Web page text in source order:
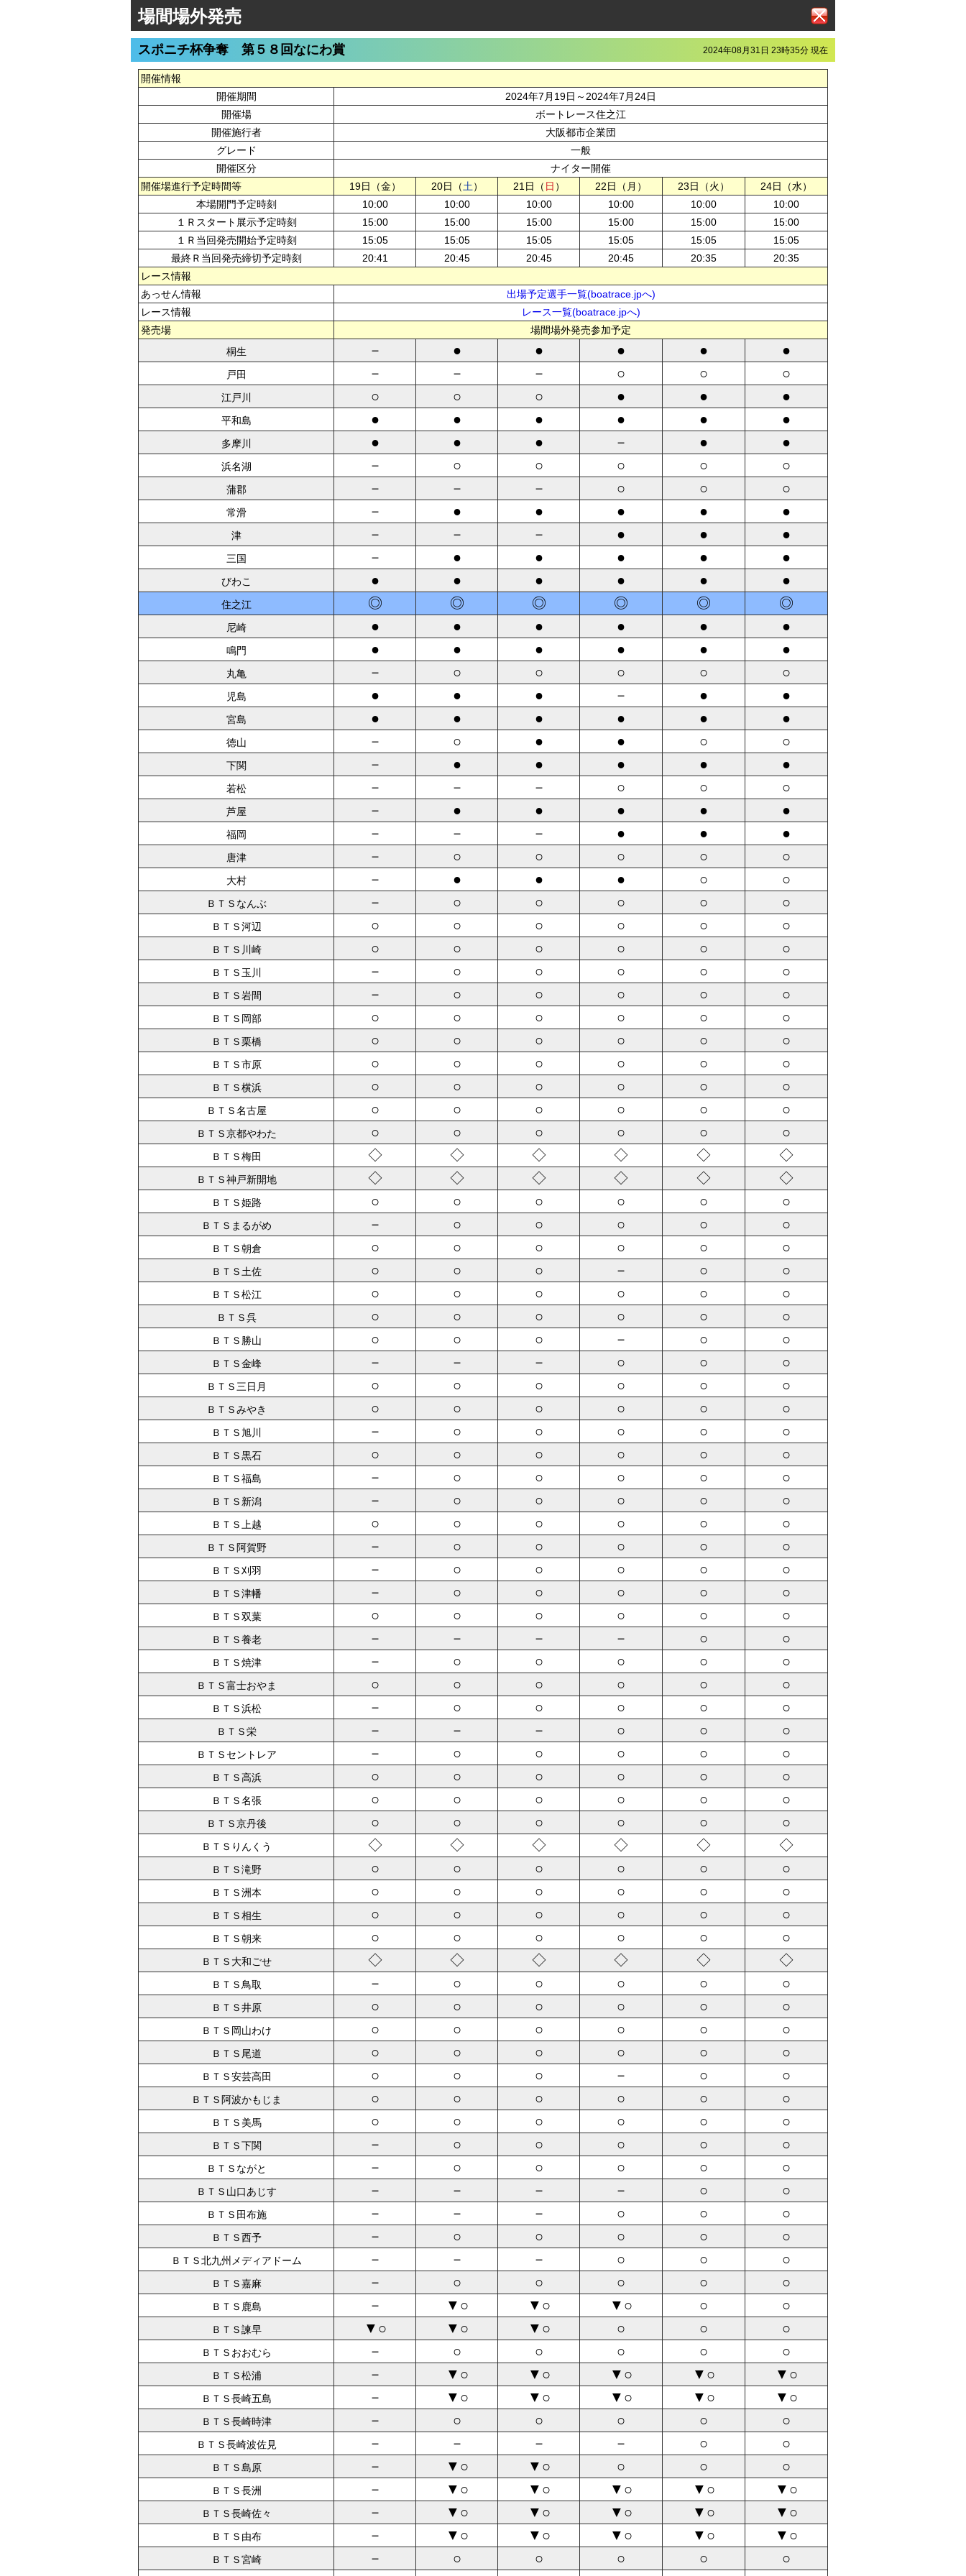
場間場外発売
2024年08月31日 23時35分 現在
スポニチ杯争奪 第５８回なにわ賞
開催情報
開催期間
2024年7月19日～2024年7月24日
開催場
ボートレース住之江
開催施行者
大阪都市企業団
グレード
一般
開催区分
ナイター開催
開催場進行予定時間等
19日（金） 20日（土） 21日（ 日 ） 22日（月） 23日（火）
24日（水）
本場開門予定時刻
10:00 10:00 10:00 10:00 10:00
10:00
１Ｒスタート展示予定時刻
15:00 15:00 15:00 15:00 15:00
15:00
１Ｒ当回発売開始予定時刻
15:05 15:05 15:05 15:05 15:05
15:05
最終Ｒ当回発売締切予定時刻
20:41 20:45 20:45 20:45 20:35
20:35
レース情報
あっせん情報
出場予定選手一覧(boatrace.jpへ)
レース情報
レース一覧(boatrace.jpへ)
発売場
場間場外発売参加予定
桐生
－ ● ● ● ● ●
戸田 － － － ○ ○ ○
江戸川 ○ ○ ○ ● ● ●
平和島 ● ● ● ● ● ●
多摩川 ● ● ● － ● ●
浜名湖 － ○ ○ ○ ○ ○
蒲郡 － － － ○ ○ ○
常滑 － ● ● ● ● ●
津 － － － ● ● ●
三国 － ● ● ● ● ●
びわこ ● ● ● ● ● ●
住之江 ◎ ◎ ◎ ◎ ◎ ◎
尼崎 ● ● ● ● ● ●
鳴門 ● ● ● ● ● ●
丸亀 － ○ ○ ○ ○ ○
児島 ● ● ● － ● ●
宮島 ● ● ● ● ● ●
徳山 － ○ ● ● ○ ○
下関 － ● ● ● ● ●
若松 － － － ○ ○ ○
芦屋 － ● ● ● ● ●
福岡 － － － ● ● ●
唐津 － ○ ○ ○ ○ ○
大村 － ● ● ● ○ ○
ＢＴＳなんぶ － ○ ○ ○ ○ ○
ＢＴＳ河辺 ○ ○ ○ ○ ○ ○
ＢＴＳ川崎 ○ ○ ○ ○ ○ ○
ＢＴＳ玉川 － ○ ○ ○ ○ ○
ＢＴＳ岩間 － ○ ○ ○ ○ ○
ＢＴＳ岡部 ○ ○ ○ ○ ○ ○
ＢＴＳ栗橋 ○ ○ ○ ○ ○ ○
ＢＴＳ市原 ○ ○ ○ ○ ○ ○
ＢＴＳ横浜 ○ ○ ○ ○ ○ ○
ＢＴＳ名古屋 ○ ○ ○ ○ ○ ○
ＢＴＳ京都やわた ○ ○ ○ ○ ○ ○
ＢＴＳ梅田 ◇ ◇ ◇ ◇ ◇ ◇
ＢＴＳ神戸新開地 ◇ ◇ ◇ ◇ ◇ ◇
ＢＴＳ姫路 ○ ○ ○ ○ ○ ○
ＢＴＳまるがめ － ○ ○ ○ ○ ○
ＢＴＳ朝倉 ○ ○ ○ ○ ○ ○
ＢＴＳ土佐 ○ ○ ○ － ○ ○
ＢＴＳ松江 ○ ○ ○ ○ ○ ○
ＢＴＳ呉 ○ ○ ○ ○ ○ ○
ＢＴＳ勝山 ○ ○ ○ － ○ ○
ＢＴＳ金峰 － － － ○ ○ ○
ＢＴＳ三日月 ○ ○ ○ ○ ○ ○
ＢＴＳみやき ○ ○ ○ ○ ○ ○
ＢＴＳ旭川 － ○ ○ ○ ○ ○
ＢＴＳ黒石 ○ ○ ○ ○ ○ ○
ＢＴＳ福島 － ○ ○ ○ ○ ○
ＢＴＳ新潟 － ○ ○ ○ ○ ○
ＢＴＳ上越 ○ ○ ○ ○ ○ ○
ＢＴＳ阿賀野 － ○ ○ ○ ○ ○
ＢＴＳ刈羽 － ○ ○ ○ ○ ○
ＢＴＳ津幡 － ○ ○ ○ ○ ○
ＢＴＳ双葉 ○ ○ ○ ○ ○ ○
ＢＴＳ養老 － － － － ○ ○
ＢＴＳ焼津 － ○ ○ ○ ○ ○
ＢＴＳ富士おやま ○ ○ ○ ○ ○ ○
ＢＴＳ浜松 － ○ ○ ○ ○ ○
ＢＴＳ栄 － － － ○ ○ ○
ＢＴＳセントレア － ○ ○ ○ ○ ○
ＢＴＳ高浜 ○ ○ ○ ○ ○ ○
ＢＴＳ名張 ○ ○ ○ ○ ○ ○
ＢＴＳ京丹後 ○ ○ ○ ○ ○ ○
ＢＴＳりんくう ◇ ◇ ◇ ◇ ◇ ◇
ＢＴＳ滝野 ○ ○ ○ ○ ○ ○
ＢＴＳ洲本 ○ ○ ○ ○ ○ ○
ＢＴＳ相生 ○ ○ ○ ○ ○ ○
ＢＴＳ朝来 ○ ○ ○ ○ ○ ○
ＢＴＳ大和ごせ ◇ ◇ ◇ ◇ ◇ ◇
ＢＴＳ鳥取 － ○ ○ ○ ○ ○
ＢＴＳ井原 ○ ○ ○ ○ ○ ○
ＢＴＳ岡山わけ ○ ○ ○ ○ ○ ○
ＢＴＳ尾道 ○ ○ ○ ○ ○ ○
ＢＴＳ安芸高田 ○ ○ ○ － ○ ○
ＢＴＳ阿波かもじま ○ ○ ○ ○ ○ ○
ＢＴＳ美馬 ○ ○ ○ ○ ○ ○
ＢＴＳ下関 － ○ ○ ○ ○ ○
ＢＴＳながと － ○ ○ ○ ○ ○
ＢＴＳ山口あじす － － － － ○ ○
ＢＴＳ田布施 － － － ○ ○ ○
ＢＴＳ西予 － ○ ○ ○ ○ ○
ＢＴＳ北九州メディアドーム － － － ○ ○ ○
ＢＴＳ嘉麻 － ○ ○ ○ ○ ○
ＢＴＳ鹿島 － ▼○ ▼○ ▼○ ○ ○
ＢＴＳ諫早 ▼○ ▼○ ▼○ ○ ○ ○
ＢＴＳおおむら － ○ ○ ○ ○ ○
ＢＴＳ松浦 － ▼○ ▼○ ▼○ ▼○ ▼○
ＢＴＳ長崎五島 － ▼○ ▼○ ▼○ ▼○ ▼○
ＢＴＳ長崎時津 － ○ ○ ○ ○ ○
ＢＴＳ長崎波佐見 － － － － ○ ○
ＢＴＳ島原 － ▼○ ▼○ ○ ○ ○
ＢＴＳ長洲 － ▼○ ▼○ ▼○ ▼○ ▼○
ＢＴＳ長崎佐々 － ▼○ ▼○ ▼○ ▼○ ▼○
ＢＴＳ由布 － ▼○ ▼○ ▼○ ▼○ ▼○
ＢＴＳ宮崎 － ○ ○ ○ ○
○